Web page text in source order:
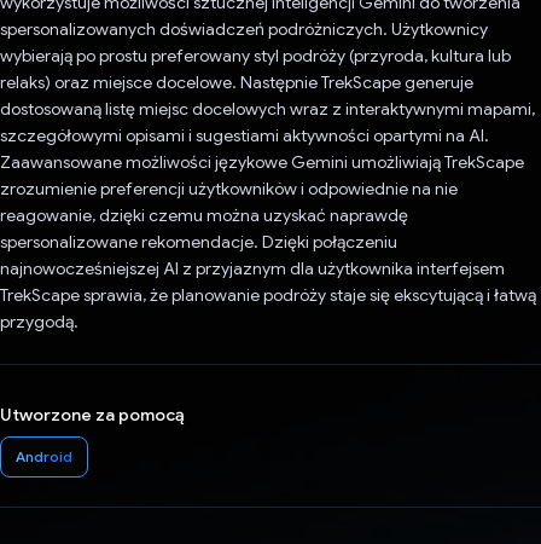
spersonalizowanych doświadczeń podróżniczych. Użytkownicy
wybierają po prostu preferowany styl podróży (przyroda, kultura lub
relaks) oraz miejsce docelowe. Następnie TrekScape generuje
dostosowaną listę miejsc docelowych wraz z interaktywnymi mapami,
szczegółowymi opisami i sugestiami aktywności opartymi na AI.
Zaawansowane możliwości językowe Gemini umożliwiają TrekScape
zrozumienie preferencji użytkowników i odpowiednie na nie
reagowanie, dzięki czemu można uzyskać naprawdę
spersonalizowane rekomendacje. Dzięki połączeniu
najnowocześniejszej AI z przyjaznym dla użytkownika interfejsem
TrekScape sprawia, że planowanie podróży staje się ekscytującą i łatwą
przygodą.
Utworzone za pomocą
Android